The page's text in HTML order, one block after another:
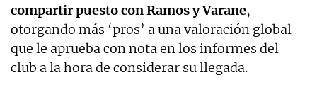
compartir puesto con Ramos y Varane,
otorgando más ‘pros’ a una valoración global
que le aprueba con nota en los informes del
club a la hora de considerar su llegada.